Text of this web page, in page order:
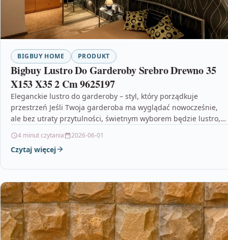
BIGBUY HOME PRODUKT
Bigbuy Lustro Do Garderoby Srebro Drewno 35
X153 X35 2 Cm 9625197
Eleganckie lustro do garderoby – styl, który porządkuje
przestrzeń Jeśli Twoja garderoba ma wyglądać nowocześnie,
ale bez utraty przytulności, świetnym wyborem będzie lustro,
4 minut czytania 2026-06-01
Czytaj więcej